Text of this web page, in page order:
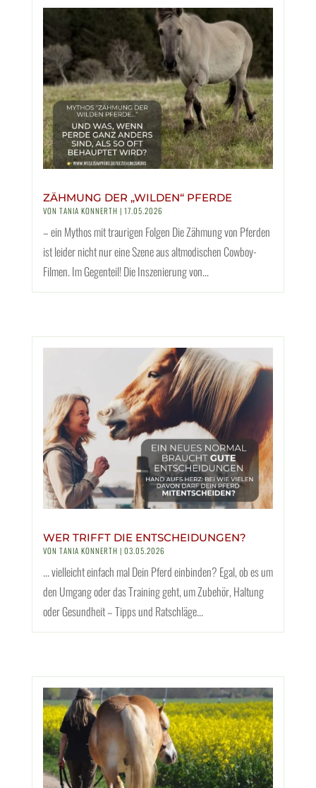
ZÄHMUNG DER „WILDEN“ PFERDE
VON TANIA KONNERTH | 17.05.2026
– ein Mythos mit traurigen Folgen Die Zähmung von Pferden
ist leider nicht nur eine Szene aus altmodischen Cowboy-
Filmen. Im Gegenteil! Die Inszenierung von...
WER TRIFFT DIE ENTSCHEIDUNGEN?
VON TANIA KONNERTH | 03.05.2026
... vielleicht einfach mal Dein Pferd einbinden? Egal, ob es um
den Umgang oder das Training geht, um Zubehör, Haltung
oder Gesundheit – Tipps und Ratschläge...